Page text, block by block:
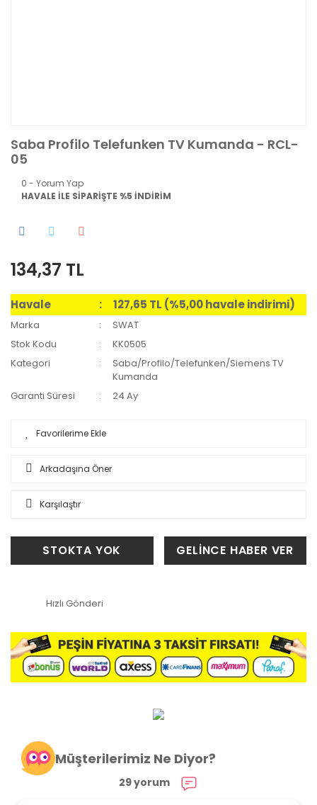
Saba Profilo Telefunken TV Kumanda - RCL-
05
0 - Yorum Yap
HAVALE İLE SİPARİŞTE %5 İNDİRİM
134,37 TL
Havale 127,65 TL (%5,00 havale indirimi)
Marka
SWAT
Stok Kodu
KK0505
Kategori
Saba/Profilo/Telefunken/Siemens TV
Kumanda
Garanti Süresi
24 Ay
Arkadaşına Öner
Karşılaştır
STOKTA YOK GELİNCE HABER VER
Hızlı Gönderi
Müşterilerimiz Ne Diyor?
29 yorum